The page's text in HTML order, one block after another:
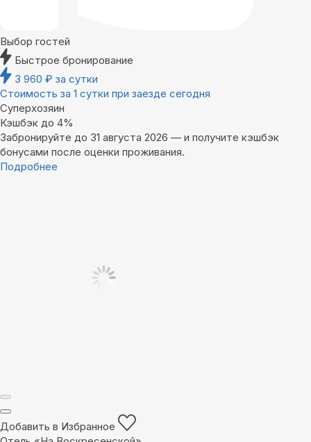
Выбор гостей
Быстрое бронирование
3 960 ₽ за сутки
Стоимость за 1 сутки при заезде сегодня
Суперхозяин
Кэшбэк до 4%
Забронируйте до 31 августа 2026 — и получите кэшбэк
бонусами после оценки проживания.
Подробнее
Добавить в Избранное